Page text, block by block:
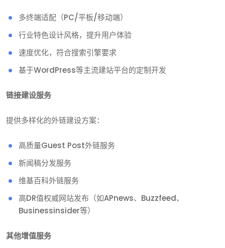
多终端适配（PC/平板/移动端）
行业特色设计风格，提升用户体验
速度优化，符合搜索引擎要求
基于WordPress等主流建站平台的定制开发
链接建设服务
提供多样化的外链建设方案：
高质量Guest Post外链服务
新闻稿分发服务
维基百科外链服务
高DR值权威网站发布（如APnews、Buzzfeed、
Businessinsider等）
其他增值服务